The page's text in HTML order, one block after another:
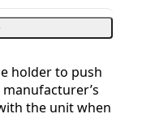
holder to push
the unit when